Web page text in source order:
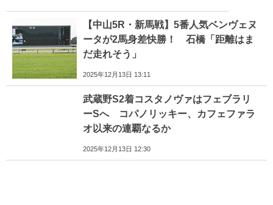
【中山5R・新馬戦】5番人気ベンヴェヌ
ータが2馬身差快勝！ 石橋「距離はま
だ走れそう」
2025年12月13日 13:11
武蔵野S2着コスタノヴァはフェブラリ
ーSへ コパノリッキー、カフェファラ
オ以来の連覇なるか
2025年12月13日 12:30